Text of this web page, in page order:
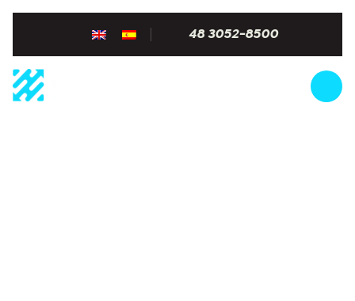
48 3052-8500